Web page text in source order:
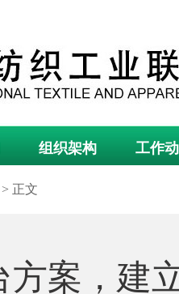
组织架构 工作
> 正文
方案，建